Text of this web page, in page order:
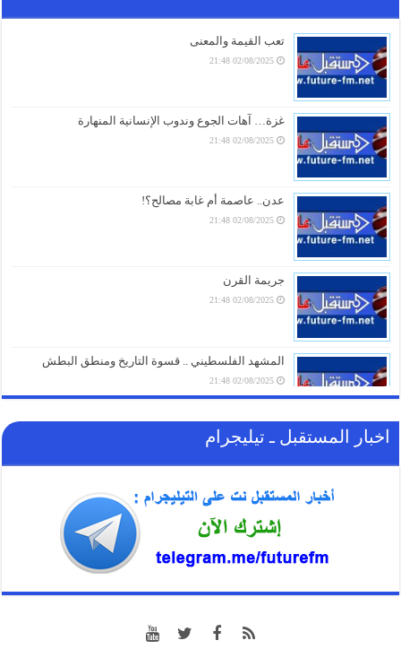
تعب القيمة والمعنى
02/08/2025 21:48
غزة… آهات الجوع وندوب الإنسانية المنهارة
02/08/2025 21:48
عدن.. عاصمة أم غابة مصالح؟!
02/08/2025 21:48
جريمة القرن
02/08/2025 21:48
المشهد الفلسطيني .. قسوة التاريخ ومنطق البطش
02/08/2025 21:48
اخبار المستقبل ـ تيليجرام